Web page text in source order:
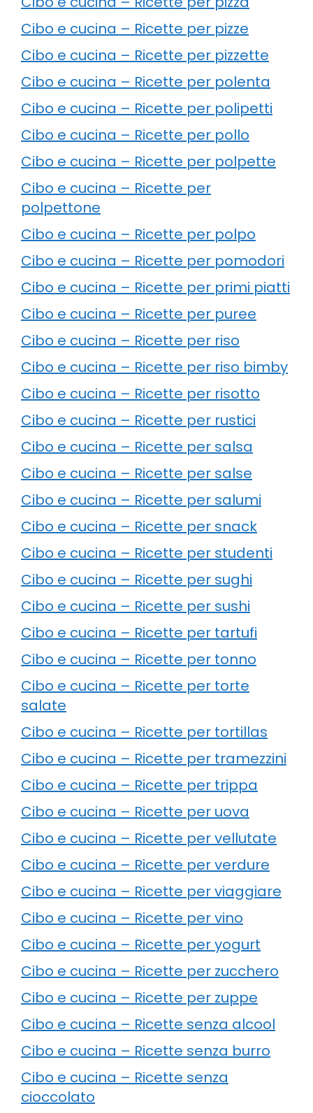
Cibo e cucina – Ricette per pizze
Cibo e cucina – Ricette per pizzette
Cibo e cucina – Ricette per polenta
Cibo e cucina – Ricette per polipetti
Cibo e cucina – Ricette per pollo
Cibo e cucina – Ricette per polpette
Cibo e cucina – Ricette per
polpettone
Cibo e cucina – Ricette per polpo
Cibo e cucina – Ricette per pomodori
Cibo e cucina – Ricette per primi piatti
Cibo e cucina – Ricette per puree
Cibo e cucina – Ricette per riso
Cibo e cucina – Ricette per riso bimby
Cibo e cucina – Ricette per risotto
Cibo e cucina – Ricette per rustici
Cibo e cucina – Ricette per salsa
Cibo e cucina – Ricette per salse
Cibo e cucina – Ricette per salumi
Cibo e cucina – Ricette per snack
Cibo e cucina – Ricette per studenti
Cibo e cucina – Ricette per sughi
Cibo e cucina – Ricette per sushi
Cibo e cucina – Ricette per tartufi
Cibo e cucina – Ricette per tonno
Cibo e cucina – Ricette per torte
salate
Cibo e cucina – Ricette per tortillas
Cibo e cucina – Ricette per tramezzini
Cibo e cucina – Ricette per trippa
Cibo e cucina – Ricette per uova
Cibo e cucina – Ricette per vellutate
Cibo e cucina – Ricette per verdure
Cibo e cucina – Ricette per viaggiare
Cibo e cucina – Ricette per vino
Cibo e cucina – Ricette per yogurt
Cibo e cucina – Ricette per zucchero
Cibo e cucina – Ricette per zuppe
Cibo e cucina – Ricette senza alcool
Cibo e cucina – Ricette senza burro
Cibo e cucina – Ricette senza
cioccolato